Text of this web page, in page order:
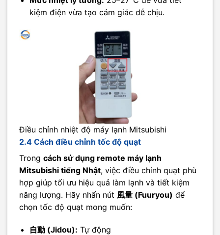
kiệm điện vừa tạo cảm giác dễ chịu.
Điều chỉnh nhiệt độ máy lạnh Mitsubishi
2.4 Cách điều chỉnh tốc độ quạt
Trong cách sử dụng remote máy lạnh
Mitsubishi tiếng Nhật, việc điều chỉnh quạt phù
hợp giúp tối ưu hiệu quả làm lạnh và tiết kiệm
năng lượng. Hãy nhấn nút 風量 (Fuuryou) để
chọn tốc độ quạt mong muốn:
自動 (Jidou): Tự động